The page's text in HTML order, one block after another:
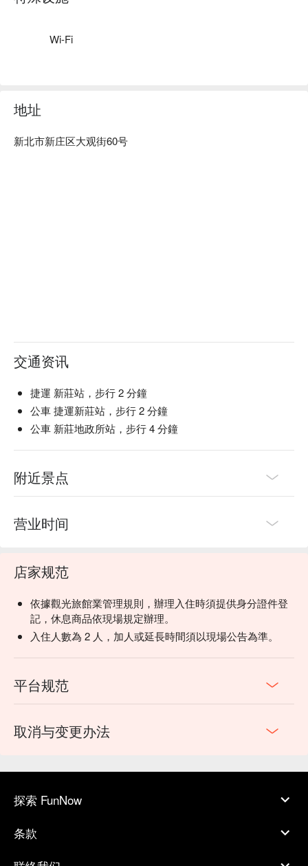
Wi-Fi
地址
新北市新庄区大观街60号
交通资讯
捷運 新莊站，步行 2 分鐘
公車 捷運新莊站，步行 2 分鐘
公車 新莊地政所站，步行 4 分鐘
附近景点
营业时间
店家规范
依據觀光旅館業管理規則，辦理入住時須提供身分證件登
記，休息商品依現場規定辦理。
入住人數為 2 人，加人或延長時間須以現場公告為準。
平台规范
取消与变更办法
探索 FunNow
条款